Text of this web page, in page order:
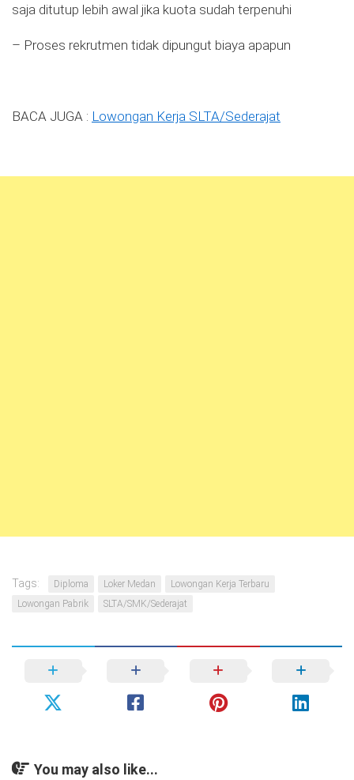
saja ditutup lebih awal jika kuota sudah terpenuhi
– Proses rekrutmen tidak dipungut biaya apapun
BACA JUGA : Lowongan Kerja SLTA/Sederajat
Tags: Diploma Loker Medan
Lowongan Kerja Terbaru
Lowongan Pabrik
SLTA/SMK/Sederajat
You may also like...